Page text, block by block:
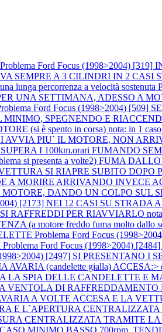
Problema Ford Focus (1998>2004) [319]
SEMPRE A 3 CILINDRI IN 2 CASI
lunga percorrenza a velocità sostenuta
UNA SETTIMANA, ADESSO A
Ford Focus (1998>2004) [509]
SPEGNENDO E
(si è spento in corsa) nota: in 1 caso
AVVIA PIU` IL MOTORE, NON
I 100km.orari FUMANDO
si presenta a volte2) FUMA
SI RIAPRE SUBITO DOPO
A MORIRE ARRIVANDO INVECE
DANDO UN COLPO SUL
[2173] NEI 12 CASI SU STRADA
PER RIAVVIARLO nota:
(a motore freddo fuma molto dallo
Problema Ford Focus
Problema Ford Focus (1998>2004)
[2497] SI PRESENTANO I
(candelette gialla) ACCESA:>
LA SPIA DELLE CANDELETTE E
VENTOLA DI
A VOLTE ACCESA E LA
E L`APERTURA CENTRALIZZATA
CENTRALIZZATA TRAMITE
MINIMO BASSO 700rpm,